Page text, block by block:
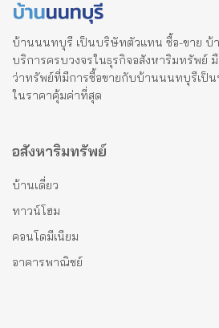
บ้านนนทบุรี เป็นบริษัทตัวแทน ซื้อ-ขาย บ้
บริการครบวงจรในธุรกิจอสังหาริมทรัพย์
ว่าทรัพย์ที่มีการซื้อขายกับบ้านนนทบุรีเป็
ในราคาคุ้มค่าที่สุด
อสังหาริมทรัพย์
บ้านเดี่ยว
ทาวน์โฮม
คอนโดมีเนียม
อาคารพาณิชย์